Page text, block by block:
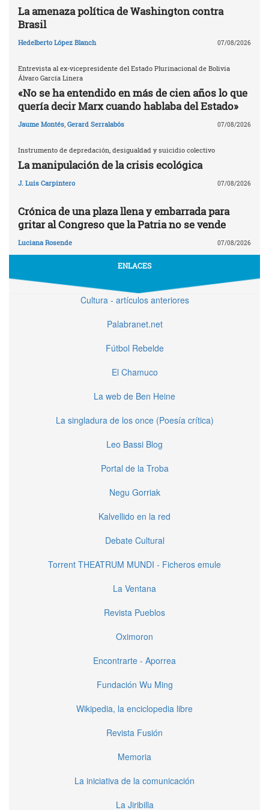
La amenaza política de Washington contra
Brasil
Hedelberto López Blanch 07/08/2026
Entrevista al ex-vicepresidente del Estado Plurinacional de Bolivia
Álvaro García Linera
«No se ha entendido en más de cien años lo que
quería decir Marx cuando hablaba del Estado»
Jaume Montés, Gerard Serralabós 07/08/2026
Instrumento de depredación, desigualdad y suicidio colectivo
La manipulación de la crisis ecológica
J. Luis Carpintero 07/08/2026
Crónica de una plaza llena y embarrada para
gritar al Congreso que la Patria no se vende
Luciana Rosende 07/08/2026
ENLACES
Cultura - artículos anteriores
Palabranet.net
Fútbol Rebelde
El Chamuco
La web de Ben Heine
La singladura de los once (Poesía crítica)
Leo Bassi Blog
Portal de la Troba
Negu Gorriak
Kalvellido en la red
Debate Cultural
Torrent THEATRUM MUNDI - Ficheros emule
La Ventana
Revista Pueblos
Oximoron
Encontrarte - Aporrea
Fundación Wu Ming
Wikipedia, la enciclopedia libre
Revista Fusión
Memoria
La iniciativa de la comunicación
La Jiribilla